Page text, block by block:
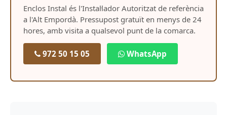
Enclos Instal és l'Instal·lador Autoritzat de referència
a l'Alt Empordà. Pressupost gratuït en menys de 24
hores, amb visita a qualsevol punt de la comarca.
972 50 15 05 WhatsApp